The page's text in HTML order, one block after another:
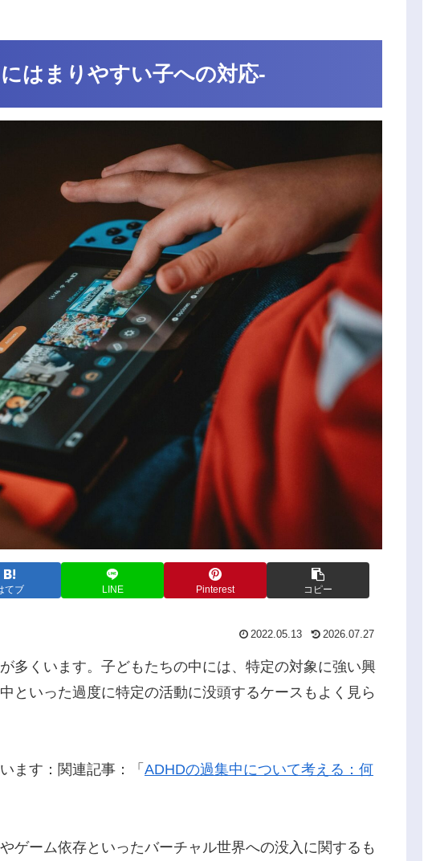
はまりやすい子への対応-
てブ LINE Pinterest コピー
2022.05.13 2026.07.27
多くいます。子どもたちの中には、特定の対象に強い興
といった過度に特定の活動に没頭するケースもよく見ら
ます：関連記事：「 ADHDの過集中について考える：何
ゲーム依存といったバーチャル世界への没入に関するも